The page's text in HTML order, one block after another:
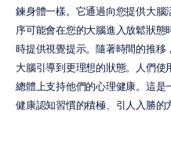
鍊身體一樣。它通過向您提供大腦
序可能會在您的大腦進入放鬆狀
時提供視覺提示。隨著時間的推
大腦引導到更理想的狀態。人們
總體上支持他們的心理健康。這是
健康認知習慣的積極、引人入勝的